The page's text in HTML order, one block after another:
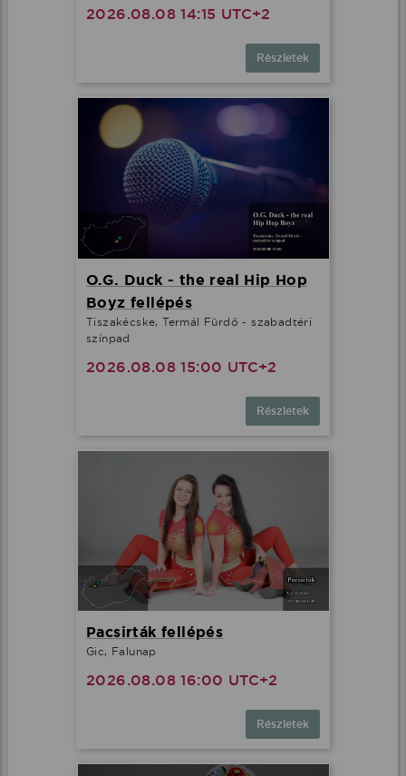
2026.08.08 14:15 UTC+2
Részletek
O.G. Duck - the real Hip Hop
Boyz fellépés
Tiszakécske, Termál Fürdő - szabadtéri
színpad
2026.08.08 15:00 UTC+2
Részletek
Pacsirták fellépés
Gic, Falunap
2026.08.08 16:00 UTC+2
Részletek